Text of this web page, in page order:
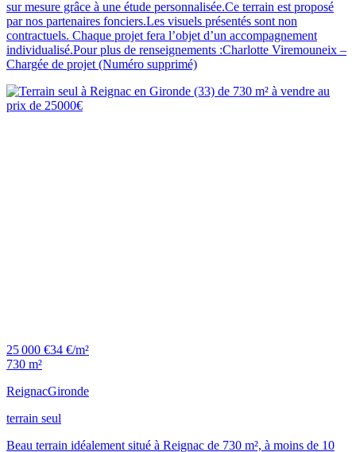
sur mesure grâce à une étude personnalisée.Ce terrain est proposé
par nos partenaires fonciers.Les visuels présentés sont non
contractuels. Chaque projet fera l’objet d’un accompagnement
individualisé.Pour plus de renseignements :Charlotte Viremouneix –
Chargée de projet (Numéro supprimé)
25 000 €34 €/m²
730 m²
ReignacGironde
terrain seul
Beau terrain idéalement situé à Reignac de 730 m², à moins de 10